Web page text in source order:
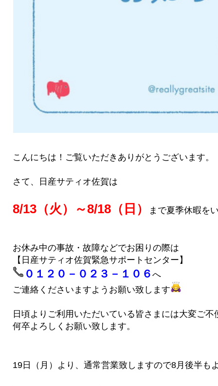
こんにちは！ご覧いただきありがとうございます。
さて、日産サティオ佐賀は
8/13（火）～8/18（日） まで夏季休暇を
お休み中の事故・故障などでお困りの際は
【日産サティオ佐賀緊急サポートセンター】
０１２０－０２３－１０６へ
ご連絡くださいますようお願い致します
日頃よりご利用いただいている皆さまには大変ご
何卒よろしくお願い致します。
19日（月）より、通常営業致しますので8月後半も